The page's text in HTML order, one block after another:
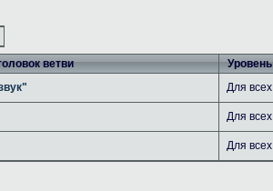
ветви Уровень
Для всех
Для всех
Для всех